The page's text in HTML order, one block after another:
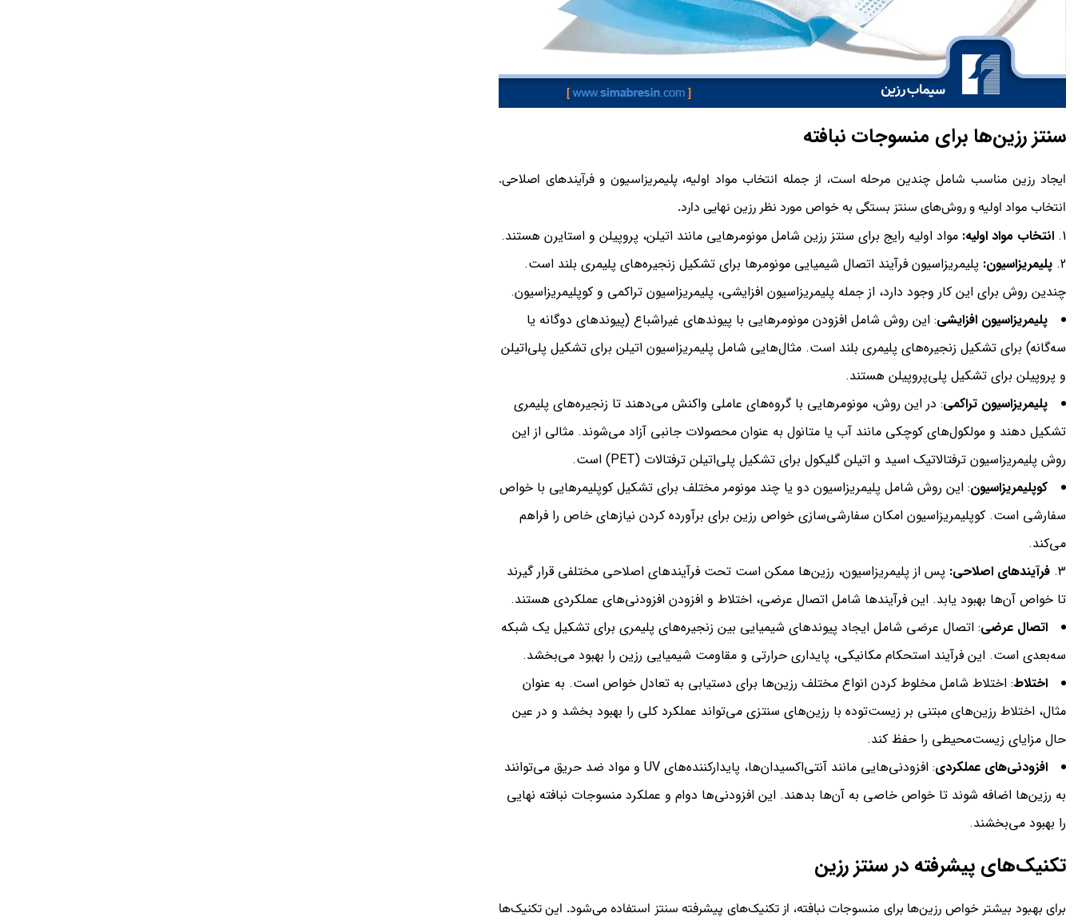
سنتز رزین‌ها برای منسوجات نبافته
ایجاد رزین مناسب شامل چندین مرحله است، از جمله انتخاب مواد اولیه، پلیمریزاسیون و فرآیندهای اصلاحی.
انتخاب مواد اولیه و روش‌های سنتز بستگی به خواص مورد نظر رزین نهایی دارد.
انتخاب مواد اولیه: مواد اولیه رایج برای سنتز رزین شامل مونومرهایی مانند اتیلن، پروپیلن و استایرن هستند.
پلیمریزاسیون: پلیمریزاسیون فرآیند اتصال شیمیایی مونومرها برای تشکیل زنجیره‌های پلیمری بلند است.
چندین روش برای این کار وجود دارد، از جمله پلیمریزاسیون افزایشی، پلیمریزاسیون تراکمی و کوپلیمریزاسیون.
پلیمریزاسیون افزایشی: این روش شامل افزودن مونومرهایی با پیوندهای غیراشباع (پیوندهای دوگانه یا
سه‌گانه) برای تشکیل زنجیره‌های پلیمری بلند است. مثال‌هایی شامل پلیمریزاسیون اتیلن برای تشکیل پلی‌اتیلن
و پروپیلن برای تشکیل پلی‌پروپیلن هستند.
پلیمریزاسیون تراکمی: در این روش، مونومرهایی با گروه‌های عاملی واکنش می‌دهند تا زنجیره‌های پلیمری
تشکیل دهند و مولکول‌های کوچکی مانند آب یا متانول به عنوان محصولات جانبی آزاد می‌شوند. مثالی از این
روش پلیمریزاسیون ترفتالاتیک اسید و اتیلن گلیکول برای تشکیل پلی‌اتیلن ترفتالات (PET) است.
کوپلیمریزاسیون: این روش شامل پلیمریزاسیون دو یا چند مونومر مختلف برای تشکیل کوپلیمرهایی با خواص
سفارشی است. کوپلیمریزاسیون امکان سفارشی‌سازی خواص رزین برای برآورده کردن نیازهای خاص را فراهم
می‌کند.
فرآیندهای اصلاحی: پس از پلیمریزاسیون، رزین‌ها ممکن است تحت فرآیندهای اصلاحی مختلفی قرار گیرند
تا خواص آن‌ها بهبود یابد. این فرآیندها شامل اتصال عرضی، اختلاط و افزودن افزودنی‌های عملکردی هستند.
اتصال عرضی: اتصال عرضی شامل ایجاد پیوندهای شیمیایی بین زنجیره‌های پلیمری برای تشکیل یک شبکه
سه‌بعدی است. این فرآیند استحکام مکانیکی، پایداری حرارتی و مقاومت شیمیایی رزین را بهبود می‌بخشد.
اختلاط: اختلاط شامل مخلوط کردن انواع مختلف رزین‌ها برای دستیابی به تعادل خواص است. به عنوان
مثال، اختلاط رزین‌های مبتنی بر زیست‌توده با رزین‌های سنتزی می‌تواند عملکرد کلی را بهبود بخشد و در عین
حال مزایای زیست‌محیطی را حفظ کند.
افزودنی‌های عملکردی
: افزودنی‌هایی مانند آنتی‌اکسیدان‌ها، پایدارکننده‌های UV و مواد ضد حریق می‌توانند
به رزین‌ها اضافه شوند تا خواص خاصی به آن‌ها بدهند. این افزودنی‌ها دوام و عملکرد منسوجات نبافته نهایی
را بهبود می‌بخشند.
تکنیک‌های پیشرفته در سنتز رزین
برای بهبود بیشتر خواص رزین‌ها برای منسوجات نبافته، از تکنیک‌های پیشرفته سنتز استفاده می‌شود. این تکنیک‌ها